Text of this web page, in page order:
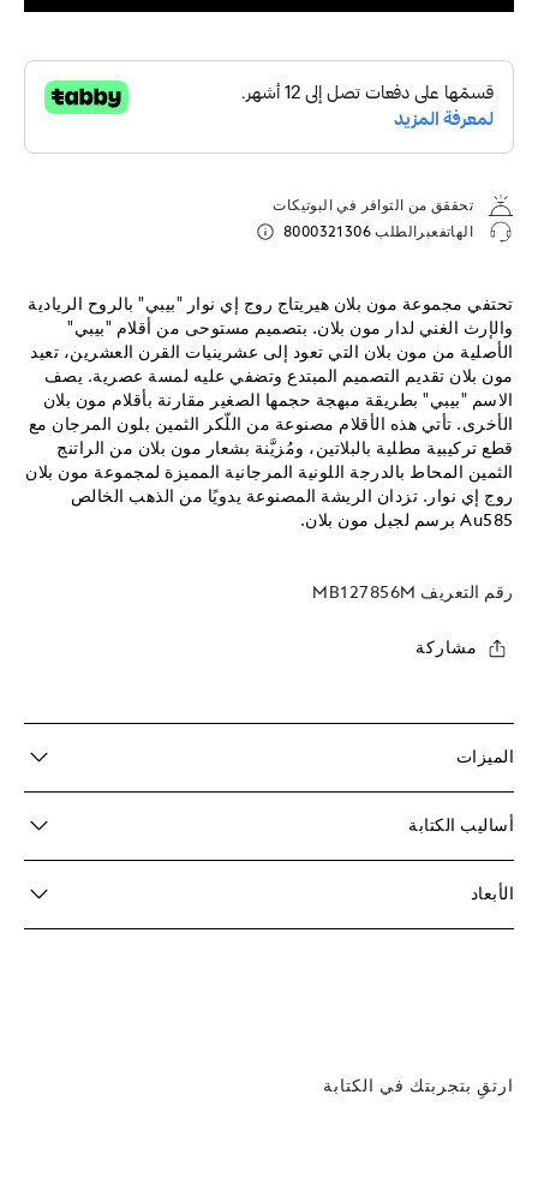
تحققق من التوافر في البوتيكات
الهاتفعبرالطلب 8000321306
تحتفي مجموعة مون بلان هيريتاج روج إي نوار "بيبي" بالروح الريادية
والإرث الغني لدار مون بلان. بتصميم مستوحى من أقلام "بيبي"
الأصلية من مون بلان التي تعود إلى عشرينيات القرن العشرين، تعيد
مون بلان تقديم التصميم المبتدع وتضفي عليه لمسة عصرية. يصف
الاسم "بيبي" بطريقة مبهجة حجمها الصغير مقارنة بأقلام مون بلان
الأخرى. تأتي هذه الأقلام مصنوعة من اللّكر الثمين بلون المرجان مع
قطع تركيبية مطلية بالبلاتين، ومُزيَّنة بشعار مون بلان من الراتنج
الثمين المحاط بالدرجة اللونية المرجانية المميزة لمجموعة مون بلان
روج إي نوار. تزدان الريشة المصنوعة يدويًا من الذهب الخالص
Au585 برسم لجبل مون بلان.
رقم التعريف MB127856M
مشاركة
الميزات
أساليب الكتابة
الأبعاد
ارتقِ بتجربتك في الكتابة